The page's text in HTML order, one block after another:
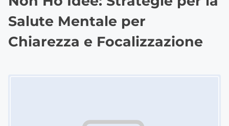
Salute Mentale per
Chiarezza e Focalizzazione